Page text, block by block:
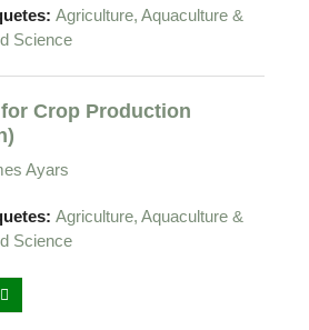
Agriculture, Aquaculture &
Science
Crop Production
Ayars
Agriculture, Aquaculture &
Science